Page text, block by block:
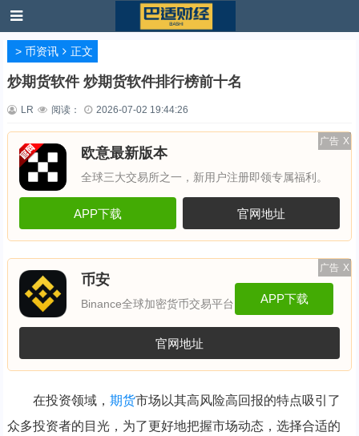
> 币资讯 正文
炒期货软件 炒期货软件排行榜前十名
LR 阅读： 2026-07-02 19:44:26
广告 X
欧意最新版本
全球三大交易所之一，新用户注册即领专属福利。
APP下载 官网地址
广告 X
币安
Binance全球加密货币交易平台 APP下载
官网地址
在投资领域， 期货市场以其高风险高回报的特点吸引了
众多投资者的目光，为了更好地把握市场动态，选择合适的